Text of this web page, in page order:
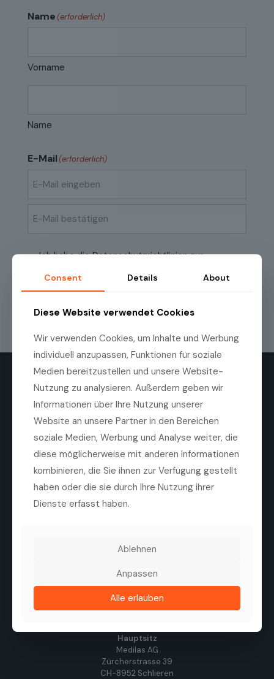
Name(erforderlich)
Vorname
Name
E-Mail(erforderlich)
Mail
Mail
Datenschutzrichtlinien(erforderlich)
Ich habe dieDatenschutzrichtlinienzur
Die Medilas AG ist ein führender Anbieter von
hochwertigen ophthalmologischen Produkten,
Technologien und Dienstleistungen. Ziel des
Unternehmens ist es, die Sehqualität von Patienten zu
verbessern, durch eine enge Zusammenarbeit mit
Herstellern, Kliniken und Augenärzten.
info@medilas.ch
Folgen Sie uns
Hauptsitz
Medilas AG
Zürcherstrasse 39
CH-8952 Schlieren
Consent Details About
Diese Website verwendet Cookies
Wir verwenden Cookies, um Inhalte und Werbung
individuell anzupassen, Funktionen für soziale
Medien bereitzustellen und unsere Website-
Nutzung zu analysieren. Außerdem geben wir
Informationen über Ihre Nutzung unserer
Website an unsere Partner in den Bereichen
soziale Medien, Werbung und Analyse weiter, die
diese möglicherweise mit anderen Informationen
kombinieren, die Sie ihnen zur Verfügung gestellt
haben oder die sie durch Ihre Nutzung ihrer
Dienste erfasst haben.
Ablehnen
Anpassen
Alle erlauben